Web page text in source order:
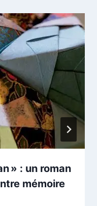
» : un roman
mémoire